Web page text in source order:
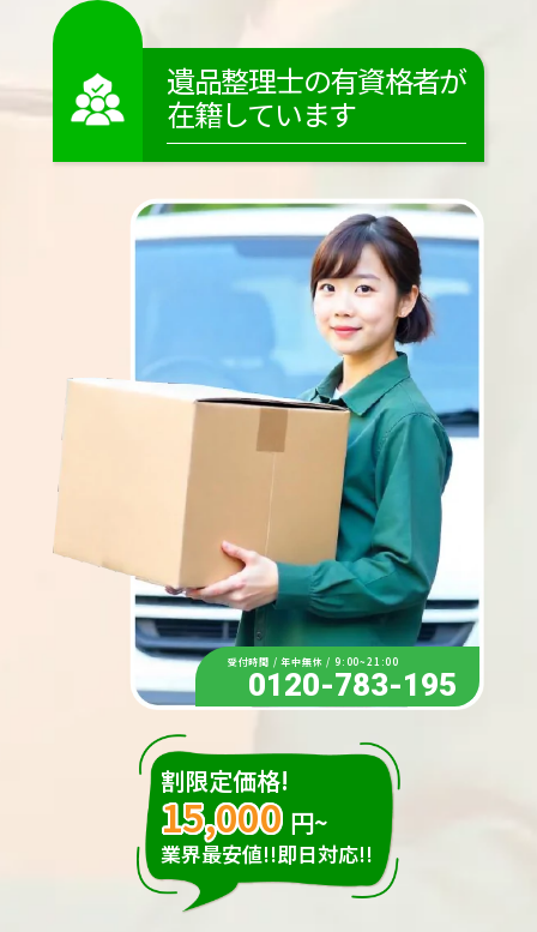
遺品整理士の有資格者が
在籍しています
受付時間 / 年中無休 / 9:00~21:00
0120-783-195
割限定価格!
15,000 円~
業界最安値!!即日対応!!